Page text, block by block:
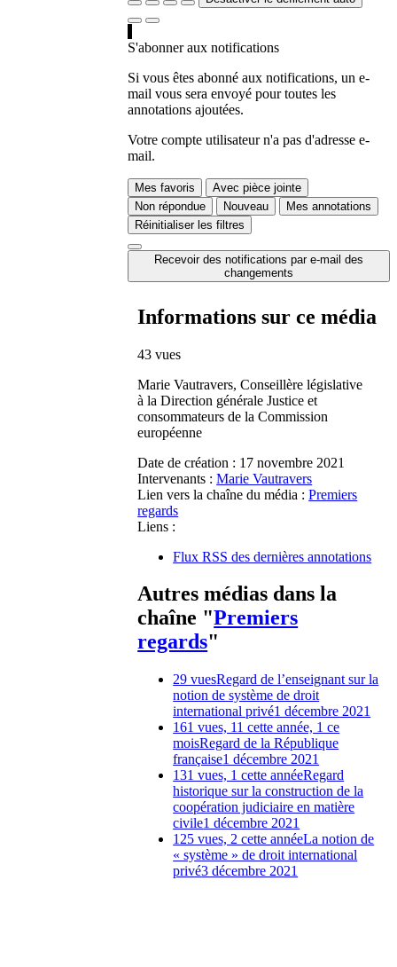
S'abonner aux notifications
Si vous êtes abonné aux notifications, un e-
mail vous sera envoyé pour toutes les
annotations ajoutées.
Votre compte utilisateur n'a pas d'adresse e-
mail.
Mes favoris
Avec pièce jointe
Non répondue
Nouveau
Mes annotations
Réinitialiser les filtres
Recevoir des notifications par e-mail des
changements
Informations sur ce média
43 vues
Marie Vautravers, Conseillère législative
à la Direction générale Justice et
consommateurs de la Commission
européenne
Date de création : 17 novembre 2021
Intervenants : Marie Vautravers
Lien vers la chaîne du média : Premiers
regards
Liens :
Flux RSS des dernières annotations
Autres médias dans la
chaîne "Premiers
regards"
29 vuesRegard de l’enseignant sur la
notion de système de droit
international privé1 décembre 2021
161 vues, 11 cette année, 1 ce
moisRegard de la République
française1 décembre 2021
131 vues, 1 cette annéeRegard
historique sur la construction de la
coopération judiciaire en matière
civile1 décembre 2021
125 vues, 2 cette annéeLa notion de
« système » de droit international
privé3 décembre 2021